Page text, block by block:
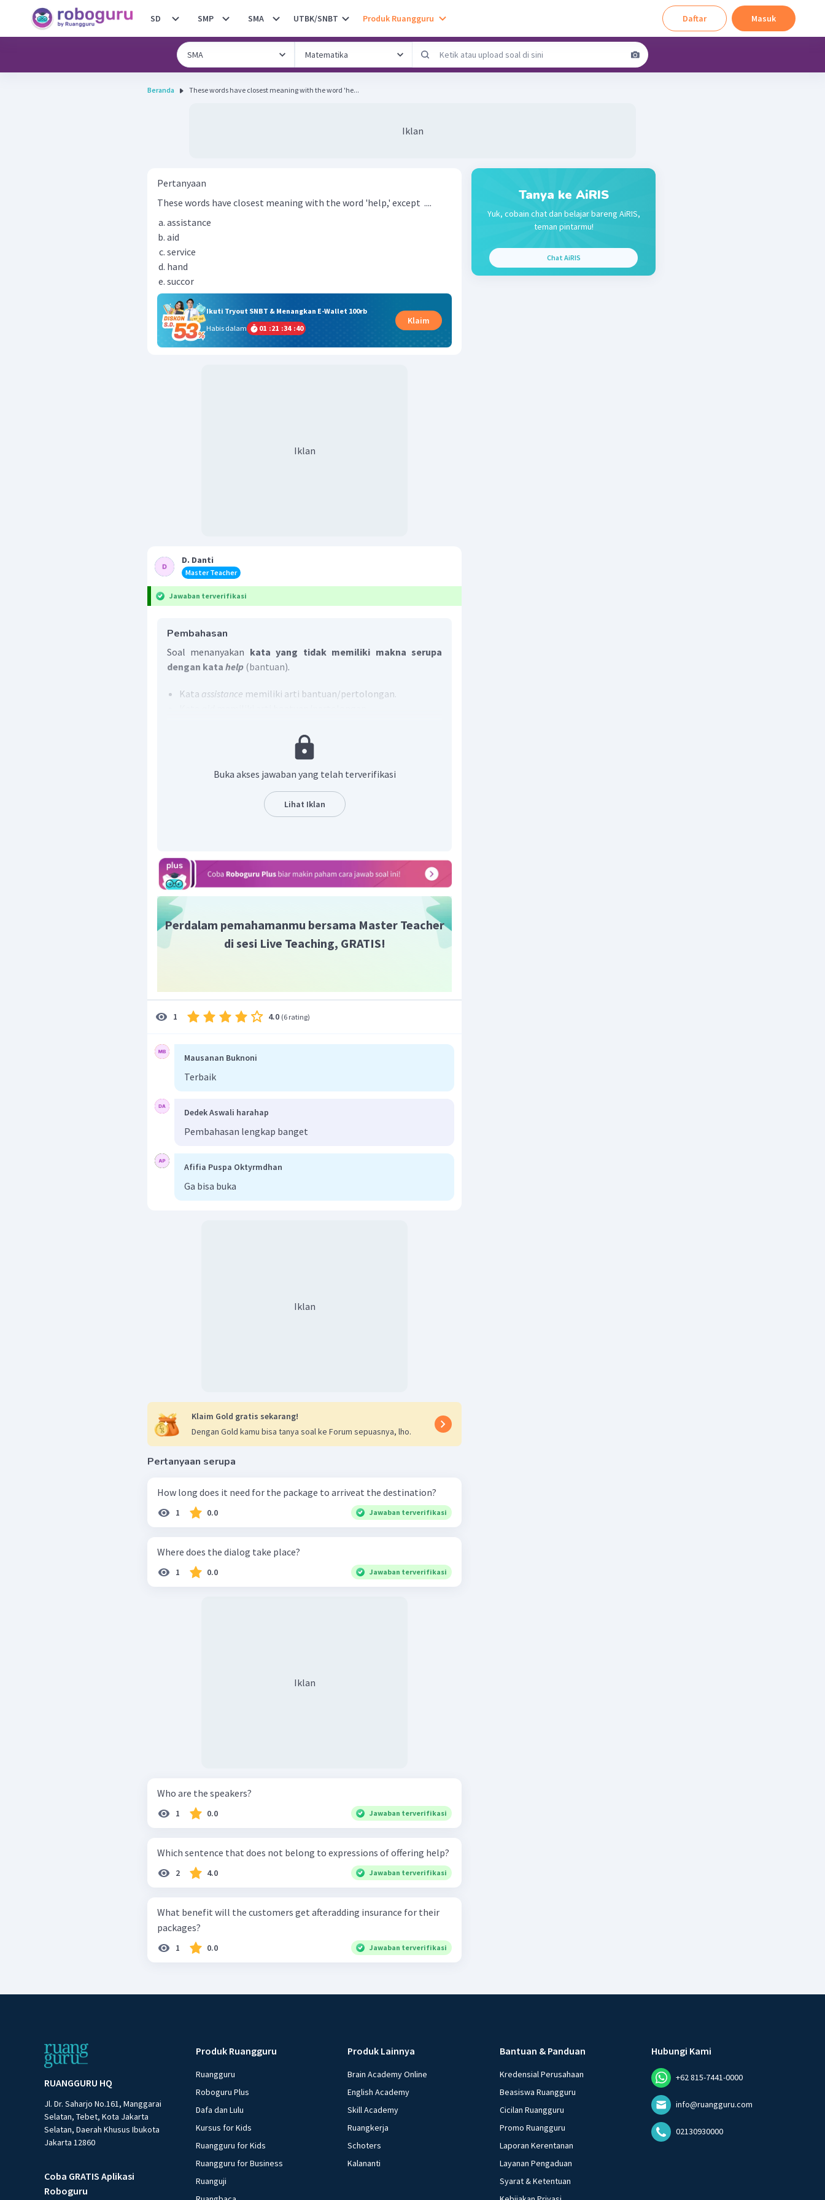
SD SMP SMA UTBK/SNBT Produk Ruangguru Daftar Masuk
Beranda These words have closest meaning with the word 'he...
Iklan
Pertanyaan
These words have closest meaning with the word 'help,' except ....
assistance
aid
service
hand
succor
Ikuti Tryout SNBT & Menangkan E-Wallet 100rb
Habis dalam
01 :21 :34 :40
Klaim
Iklan
D. Danti
Master Teacher
Jawaban terverifikasi
Pembahasan
Soal menanyakan kata yang tidak memiliki makna serupa
dengan kata help (bantuan).
Kata assistance memiliki arti bantuan/pertolongan.
berarti tangan. Namun, dalam bahasa Inggris
terdapat bahasa kiasan dimana
" yang berarti "izinkan aku membantumu."
memiliki arti bantuan.
Buka akses jawaban yang telah terverifikasi
Lihat Iklan
Perdalam pemahamanmu bersama Master Teacher
di sesi Live Teaching, GRATIS!
1 4.0 (6 rating)
Mausanan Buknoni
Terbaik
Dedek Aswali harahap
Pembahasan lengkap banget
Afifia Puspa Oktyrmdhan
Ga bisa buka
Iklan
Klaim Gold gratis sekarang!
Dengan Gold kamu bisa tanya soal ke Forum sepuasnya, lho.
Pertanyaan serupa
How long does it need for the package to arriveat the destination?
1 0.0 Jawaban terverifikasi
Where does the dialog take place?
1 0.0 Jawaban terverifikasi
Iklan
Who are the speakers?
1 0.0 Jawaban terverifikasi
Which sentence that does not belong to expressions of offering help?
2 4.0 Jawaban terverifikasi
What benefit will the customers get afteradding insurance for their
packages?
1 0.0 Jawaban terverifikasi
Tanya ke AiRIS
Yuk, cobain chat dan belajar bareng AiRIS,
teman pintarmu!
Chat AiRIS
RUANGGURU HQ
Jl. Dr. Saharjo No.161, Manggarai
Selatan, Tebet, Kota Jakarta
Selatan, Daerah Khusus Ibukota
Jakarta 12860
Coba GRATIS Aplikasi
Roboguru
Produk Ruangguru
Ruangguru
Roboguru Plus
Dafa dan Lulu
Kursus for Kids
Ruangguru for Kids
Ruangguru for Business
Ruanguji
Produk Lainnya
Brain Academy Online
English Academy
Skill Academy
Ruangkerja
Schoters
Kalananti
Bantuan & Panduan
Kredensial Perusahaan
Beasiswa Ruangguru
Cicilan Ruangguru
Promo Ruangguru
Laporan Kerentanan
Layanan Pengaduan
Syarat & Ketentuan
Hubungi Kami
+62 815-7441-0000
info@ruangguru.com
02130930000